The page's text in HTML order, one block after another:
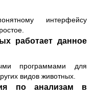
интерфейсу
работает данное
программами для
видов животных.
по анализам в